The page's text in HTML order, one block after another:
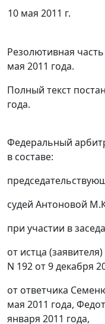
10 мая 2011 г.
Резолютивная
мая 2011 года.
Полный текст
года.
Федеральный
в составе:
судей Антоновой
при участии в
от истца
N 192 от 9 декабря
от ответчика
мая 2011 года,
января 2011 года,